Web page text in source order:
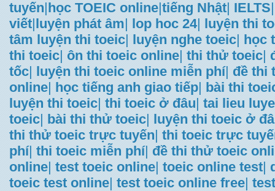
tuyến|học TOEIC online|tiếng Nhật| IELTS|
viết|luyện phát âm| lop hoc 24| luyện thi
tâm luyện thi toeic| luyện nghe toeic| học
thi toeic| ôn thi toeic online| thi thử toeic|
tốc| luyện thi toeic online miễn phí| đề thi
online| học tiếng anh giao tiếp| bài thi
luyện thi toeic| thi toeic ở đâu| tai lieu
toeic| bài thi thử toeic| luyện thi toeic ở
thi thử toeic trực tuyến| thi toeic trực
phí| thi toeic miễn phí| đề thi thử toeic
online| test toeic online| toeic online test|
toeic test online| test toeic online free|